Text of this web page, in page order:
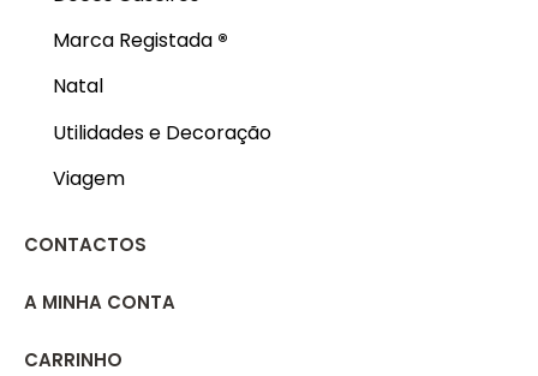
Marca Registada ®
Natal
Utilidades e Decoração
Viagem
CONTACTOS
A MINHA CONTA
CARRINHO